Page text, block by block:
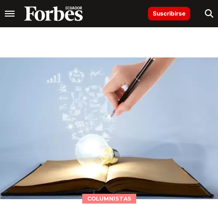
Suscribirse
COLUMNISTAS